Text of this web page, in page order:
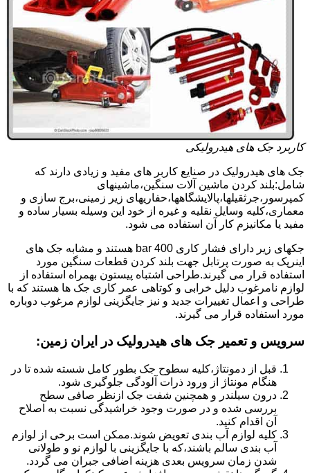
کاربرد جک های هیدرولیکی
جک های هیدرولیک در صنایع کاربر های مفید و زیادی دارند که
شامل:بلند کردن ماشین آلات سنگین،ماشینهای
کمپرسور،جرثقیلها،پالایشگاهها،حفاریهای زیر زمینی،برج سازی و
معماری،کلیه وسایل نقلیه و غیره از خود این وسیله بسیار ساده و
مفید یا مکانیزم کار آن استفاده می شود.
جکهای زیر دارای فشار کاری 400 bar هستند و مشابه جک های
اینرپک به صورت پرتابل جهت بلند کردن قطعات سنگین مورد
استفاده قرار می گیرند.طراحی اشتباه پیستون بهمراه استفاده از
لوازم نامرغوب دلیل خرابی و کوتاهی عمر کاری جک ها هستند که با
طراحی و اعمال تغییرات جدید و نیز جایگزینی لوازم مرغوب دوباره
مورد استفاده قرار می گیرند.
سرویس و تعمیر جک های هیدرولیک در ایران زمین:
قبل از دمونتاژ،کلیه سطوح جک بطور کامل شسته شده تا در
هنگام مونتاژ از ورود ذرات آلودگی جلوگیری شود.
درون سیلندر و همچنین شفت جک ازنظر صافی سطح
بررسی شده و در صورت وجود خراشیدگی نسبت به اصلاح
آن اقدام کنید.
کلیه لوازم آب بندی تعویض شوند.ممکن است برخی از لوازم
آب بندی سالم باشند،که با جایگزینی با لوازم نو و طولانی
شدن زمان سرویس بعدی هزینه اضافی جبران می گردد.